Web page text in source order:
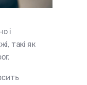
і
такі як